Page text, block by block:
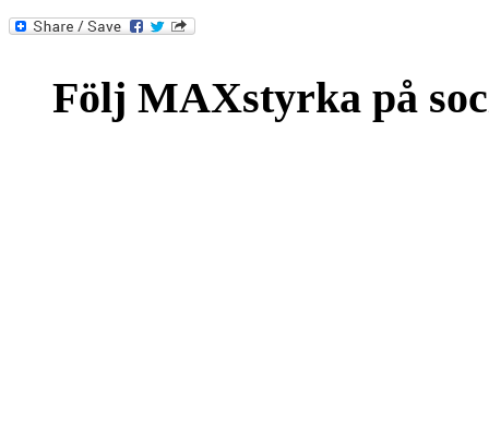
Följ MAXstyrka på